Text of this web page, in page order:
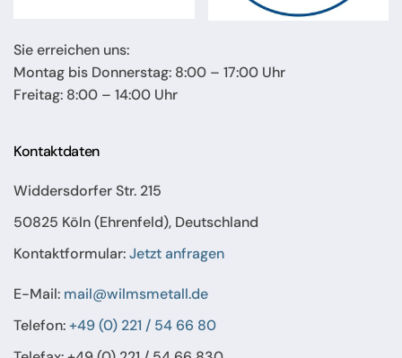
Sie erreichen uns:
Montag bis Donnerstag: 8:00 – 17:00 Uhr
Freitag: 8:00 – 14:00 Uhr
Kontaktdaten
Widdersdorfer Str. 215
50825 Köln (Ehrenfeld), Deutschland
Kontaktformular:Jetzt anfragen
E-Mail: mail@wilmsmetall.de
Telefon:+49 (0) 221 / 54 66 80